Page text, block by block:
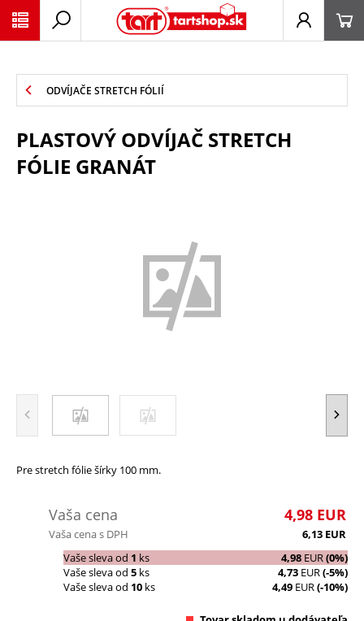
ODVÍJAČE STRETCH FÓLIÍ
PLASTOVÝ ODVÍJAČ STRETCH
FÓLIE GRANÁT
Pre stretch fólie šírky 100 mm.
Vaša cena 4,98 EUR
Vaša cena s DPH 6,13 EUR
Vaše sleva od 1 ks 4,98 EUR(0%)
Vaše sleva od 5 ks 4,73 EUR(-5%)
Vaše sleva od 10 ks 4,49 EUR(-10%)